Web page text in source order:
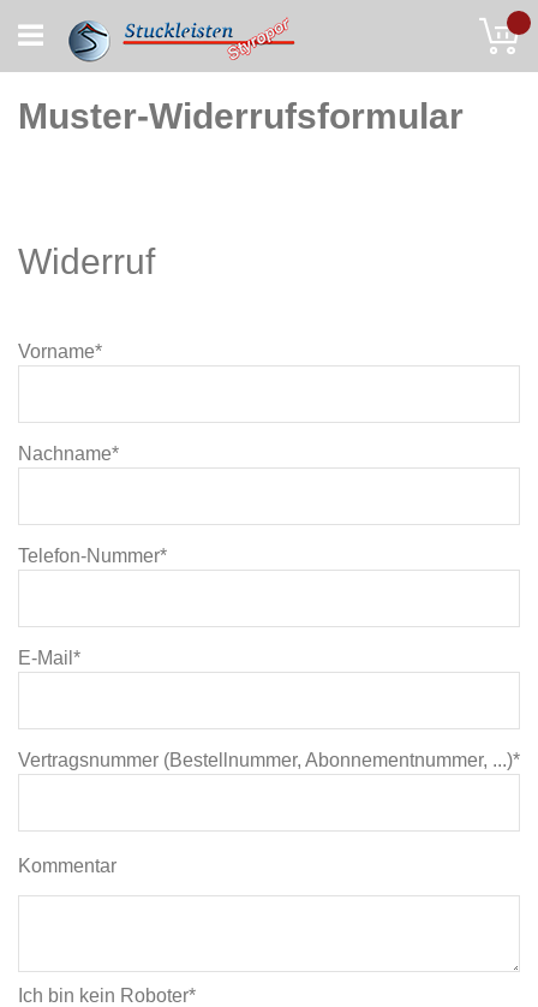
to
Content
Muster-Widerrufsformular
Widerruf
Vorname*
Nachname*
Telefon-Nummer*
E-Mail*
Vertragsnummer (Bestellnummer, Abonnementnummer, ...)*
Kommentar
Ich bin kein Roboter*